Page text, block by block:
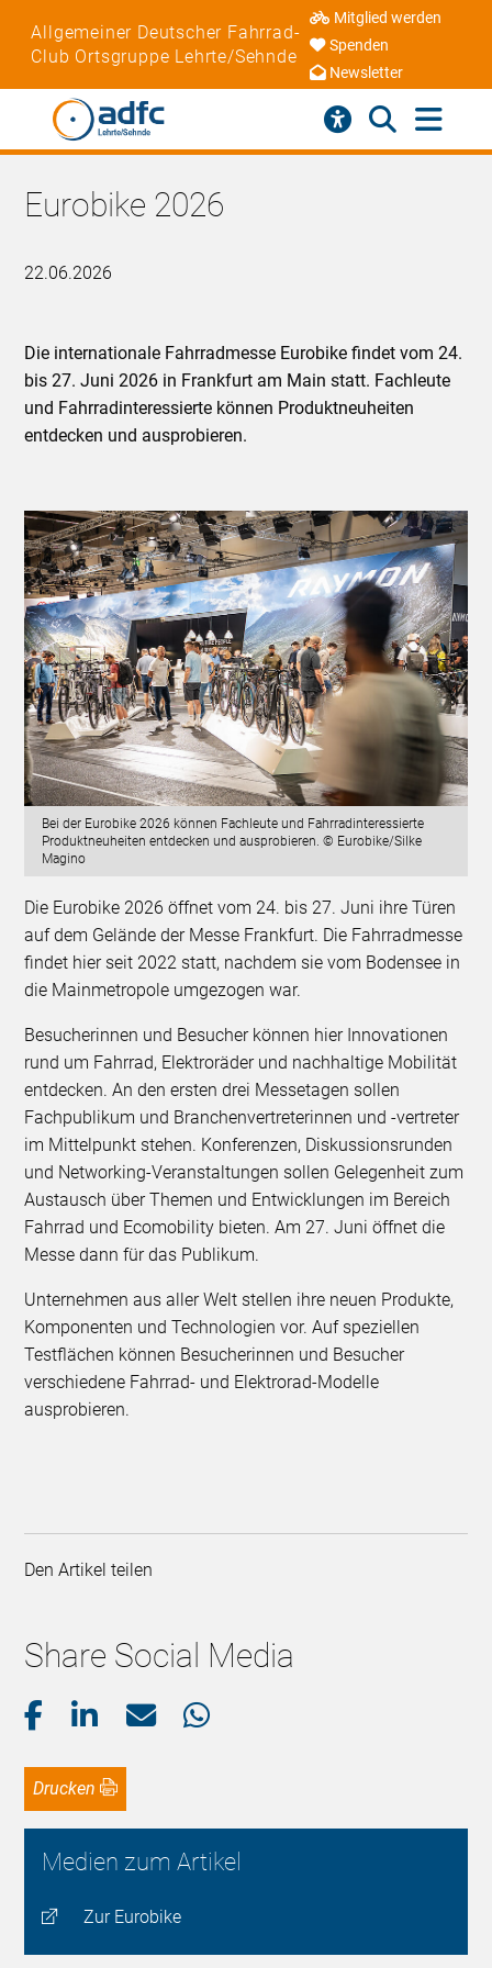
Allgemeiner Deutscher Fahrrad-
Club Ortsgruppe Lehrte/Sehnde
Mitglied werden
Spenden
Newsletter
Eurobike 2026
22.06.2026
Die internationale Fahrradmesse Eurobike findet vom 24.
bis 27. Juni 2026 in Frankfurt am Main statt. Fachleute
und Fahrradinteressierte können Produktneuheiten
entdecken und ausprobieren.
Bei der Eurobike 2026 können Fachleute und Fahrradinteressierte
Produktneuheiten entdecken und ausprobieren. © Eurobike/Silke
Magino
Die Eurobike 2026 öffnet vom 24. bis 27. Juni ihre Türen
auf dem Gelände der Messe Frankfurt. Die Fahrradmesse
findet hier seit 2022 statt, nachdem sie vom Bodensee in
die Mainmetropole umgezogen war.
Besucherinnen und Besucher können hier Innovationen
rund um Fahrrad, Elektroräder und nachhaltige Mobilität
entdecken. An den ersten drei Messetagen sollen
Fachpublikum und Branchenvertreterinnen und -vertreter
im Mittelpunkt stehen. Konferenzen, Diskussionsrunden
und Networking-Veranstaltungen sollen Gelegenheit zum
Austausch über Themen und Entwicklungen im Bereich
Fahrrad und Ecomobility bieten. Am 27. Juni öffnet die
Messe dann für das Publikum.
Unternehmen aus aller Welt stellen ihre neuen Produkte,
Komponenten und Technologien vor. Auf speziellen
Testflächen können Besucherinnen und Besucher
verschiedene Fahrrad- und Elektrorad-Modelle
ausprobieren.
Den Artikel teilen
Share Social Media
Drucken
Medien zum Artikel
Zur Eurobike